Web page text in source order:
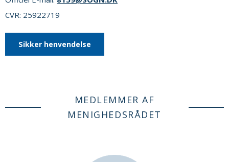
CVR: 25922719
Sikker henvendelse
MEDLEMMER AF
MENIGHEDSRÅDET